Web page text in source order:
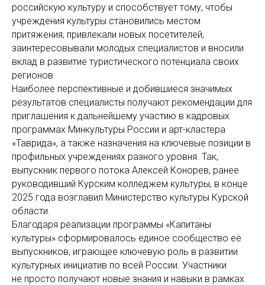
российскую культуру и способствует тому, чтобы
учреждения культуры становились местом
притяжения, привлекали новых посетителей,
заинтересовывали молодых специалистов и вносили
вклад в развитие туристического потенциала своих
регионов.
Наиболее перспективные и добившиеся значимых
результатов специалисты получают рекомендации для
приглашения к дальнейшему участию в кадровых
программах Минкультуры России и арт-кластера
«Таврида», а также назначения на ключевые позиции в
профильных учреждениях разного уровня. Так,
выпускник первого потока Алексей Конорев, ранее
руководивший Курским колледжем культуры, в конце
2025 года возглавил Министерство культуры Курской
области.
Благодаря реализации программы «Капитаны
культуры» сформировалось единое сообщество её
выпускников, играющее ключевую роль в развитии
культурных инициатив по всей России. Участники
не просто получают новые знания и навыки в рамках